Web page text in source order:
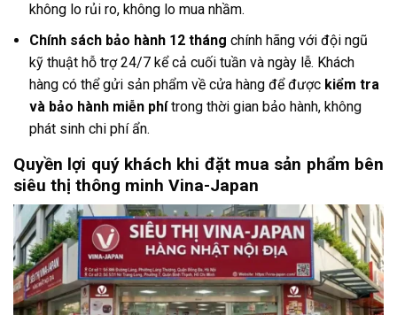
không lo rủi ro, không lo mua nhầm.
Chính sách bảo hành 12 tháng chính hãng với đội ngũ
kỹ thuật hỗ trợ 24/7 kể cả cuối tuần và ngày lễ. Khách
hàng có thể gửi sản phẩm về cửa hàng để được kiểm tra
và bảo hành miễn phítrong thời gian bảo hành, không
phát sinh chi phí ẩn.
Quyền lợi quý khách khi đặt mua sản phẩm bên
siêu thị thông minh Vina-Japan